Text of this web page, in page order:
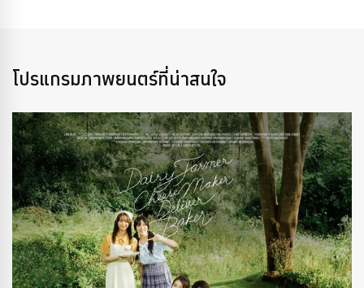
โปรแกรมภาพยนตร์ที่น่าสนใจ